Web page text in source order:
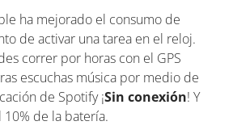
ha mejorado el consumo de
de activar una tarea en el reloj.
correr por horas con el GPS
escuchas música por medio de
de Spotify ¡Sin conexión! Y
de la batería.